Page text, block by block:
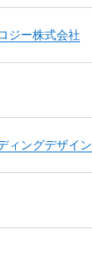
ジー株式会社
ィングデザイン